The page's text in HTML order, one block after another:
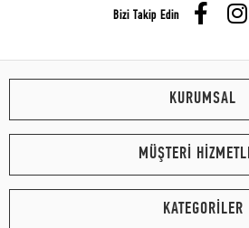
Bizi Takip Edin
KURUMSAL
MÜŞTERİ
KATEGORİLER